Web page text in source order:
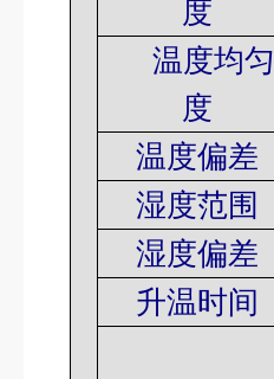
度
温度均匀
度
温度偏差
湿度范围
湿度偏差
升温时间